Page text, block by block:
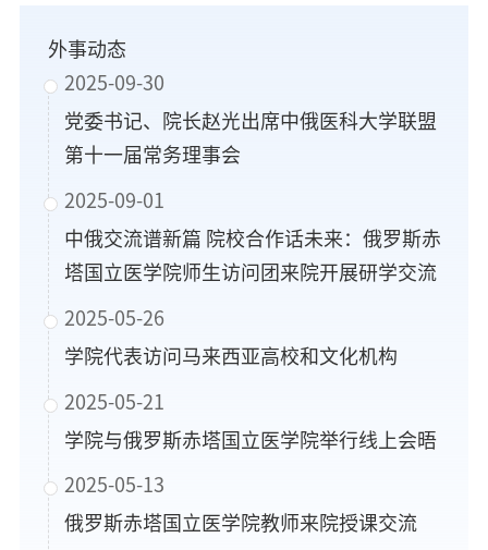
外事动态
2025-09-30
党委书记、院长赵光出席中俄医科大学联盟
第十一届常务理事会
2025-09-01
中俄交流谱新篇 院校合作话未来：俄罗斯赤
塔国立医学院师生访问团来院开展研学交流
2025-05-26
学院代表访问马来西亚高校和文化机构
2025-05-21
学院与俄罗斯赤塔国立医学院举行线上会晤
2025-05-13
俄罗斯赤塔国立医学院教师来院授课交流